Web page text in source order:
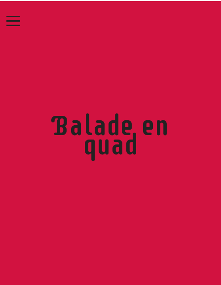
Balade en
quad